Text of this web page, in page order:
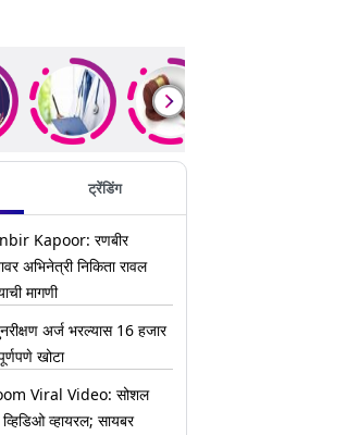
ट्रेंडिंग
Kapoor: रणबीर
अभिनेत्री निकिता रावल
मागणी
अर्ज भरल्यास 16 हजार
खोटा
Viral Video: सोशल
व्हायरल; सायबर